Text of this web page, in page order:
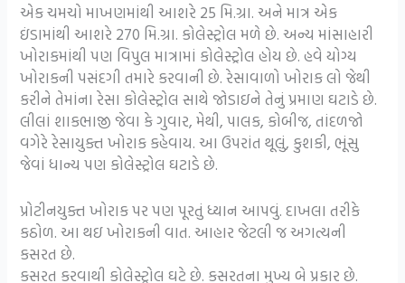
એક ચમચો માખણમાંથી આશરે 25 મિ.ગ્રા. અને માત્ર એક
ઇંડામાંથી આશરે 270 મિ.ગ્રા. કોલેસ્ટ્રોલ મળે છે. અન્ય માંસાહારી
ખોરાકમાંથી પણ વિપુલ માત્રામાં કોલેસ્ટ્રોલ હોય છે. હવે યોગ્ય
ખોરાકની પસંદગી તમારે કરવાની છે. રેસાવાળો ખોરાક લો જેથી
કરીને તેમાંના રેસા કોલેસ્ટ્રોલ સાથે જોડાઇને તેનું પ્રમાણ ઘટાડે છે.
લીલાં શાકભાજી જેવા કે ગુવાર, મેથી, પાલક, કોબીજ, તાંદળજો
વગેરે રેસાયુક્ત ખોરાક કહેવાય. આ ઉપરાંત થૂલું, કુશકી, ભૂંસુ
જેવાં ધાન્ય પણ કોલેસ્ટ્રોલ ઘટાડે છે.
પ્રોટીનયુક્ત ખોરાક પર પણ પૂરતું ધ્યાન આપવું. દાખલા તરીકે
કઠોળ. આ થઇ ખોરાકની વાત. આહાર જેટલી જ અગત્યની
કસરત છે.
કસરત કરવાથી કોલેસ્ટ્રોલ ઘટે છે. કસરતના મુખ્ય બે પ્રકાર છે.